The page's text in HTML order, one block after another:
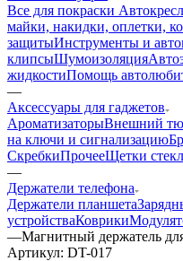
Все для покраски
майки, накидки, оплетки,
защитыИнструменты и
клипсыШумоизоляция
жидкостиПомощь
—
Аксессуары для гаджетов
АроматизаторыВнешний
на ключи и сигнализацию
СкребкиПрочееЩетки
—
Держатели телефона
Держатели планшета
устройстваКоврики
—Магнитный держатель
Артикул: DT-017